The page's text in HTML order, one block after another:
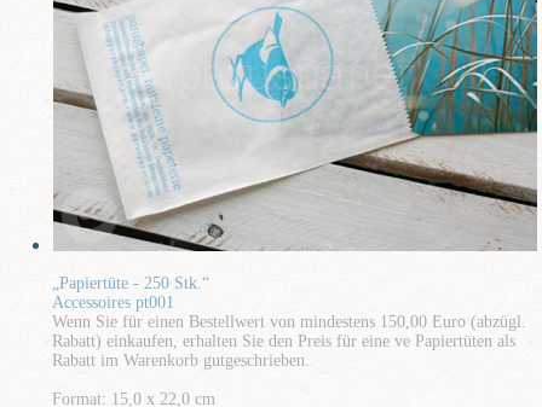
„Papiertüte - 250 Stk.“
Accessoires pt001
Wenn Sie für einen Bestellwert von mindestens 150,00 Euro (abzügl.
Rabatt) einkaufen, erhalten Sie den Preis für eine ve Papiertüten als
Rabatt im Warenkorb gutgeschrieben.
Format: 15,0 x 22,0 cm